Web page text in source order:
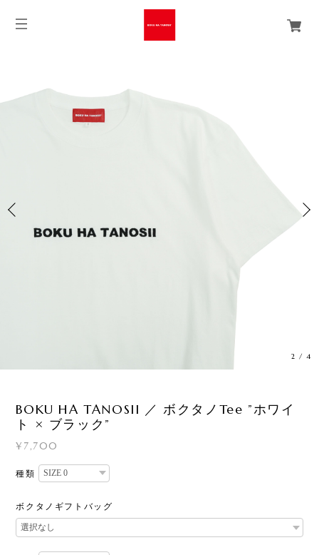
2 /4
BOKU HA TANOSII ／ ボクタノTee ”ホワイ
ト × ブラック”
¥7,700
種類
ボクタノギフトバッグ